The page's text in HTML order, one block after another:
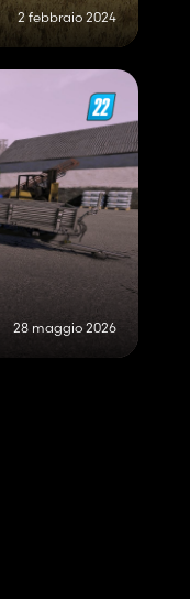
2 febbraio 2024
28 maggio 2026